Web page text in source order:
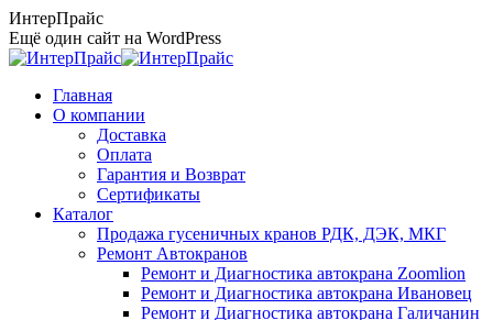
Перейти
к
содержанию
ИнтерПрайс
Ещё один сайт на WordPress
Главная
О компании
Доставка
Оплата
Гарантия и Возврат
Сертификаты
Каталог
Продажа гусеничных кранов РДК, ДЭК, МКГ
Ремонт Автокранов
Ремонт и Диагностика автокрана Zoomlion
Ремонт и Диагностика автокрана Ивановец
Ремонт и Диагностика автокрана Галичанин